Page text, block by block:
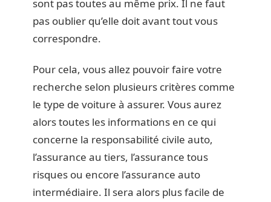
sont pas toutes au même prix. Il ne faut
pas oublier qu’elle doit avant tout vous
correspondre.
Pour cela, vous allez pouvoir faire votre
recherche selon plusieurs critères comme
le type de voiture à assurer. Vous aurez
alors toutes les informations en ce qui
concerne la responsabilité civile auto,
l’assurance au tiers, l’assurance tous
risques ou encore l’assurance auto
intermédiaire. Il sera alors plus facile de